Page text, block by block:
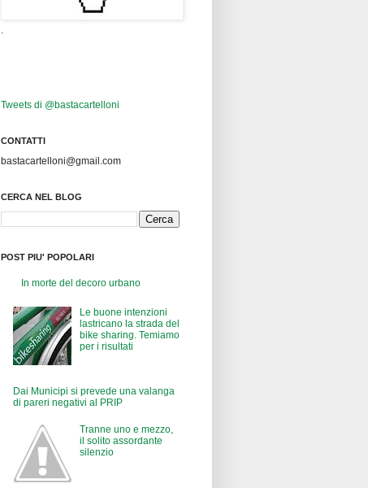
Tweets di @bastacartelloni
CONTATTI
bastacartelloni@gmail.com
CERCA NEL BLOG
POST PIU' POPOLARI
In morte del decoro urbano
Le buone intenzioni
lastricano la strada del
bike sharing. Temiamo
per i risultati
Dai Municipi si prevede una valanga
di pareri negativi al PRIP
Tranne uno e mezzo,
il solito assordante
silenzio